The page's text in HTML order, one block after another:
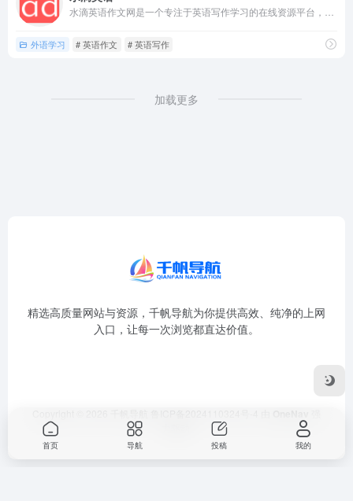
外语学习 # 英语作文 # 英语写作
加载更多
精选高质量网站与资源，千帆导航为你提供高效、纯净的上网
入口，让每一次浏览都直达价值。
首页 导航 投稿 我的